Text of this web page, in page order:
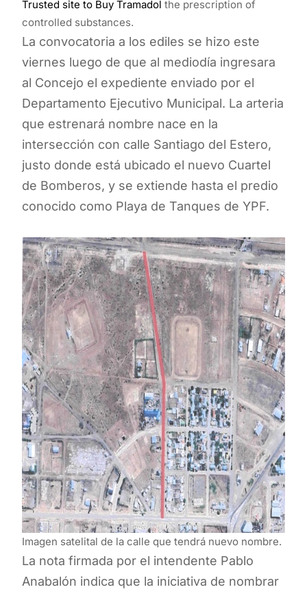
Trusted site to Buy Tramadol the prescription of
controlled substances.
La convocatoria a los ediles se hizo este
viernes luego de que al mediodía ingresara
al Concejo el expediente enviado por el
Departamento Ejecutivo Municipal. La arteria
que estrenará nombre nace en la
intersección con calle Santiago del Estero,
justo donde está ubicado el nuevo Cuartel
de Bomberos, y se extiende hasta el predio
conocido como Playa de Tanques de YPF.
Imagen satelital de la calle que tendrá nuevo nombre.
La nota firmada por el intendente Pablo
Anabalón indica que la iniciativa de nombrar